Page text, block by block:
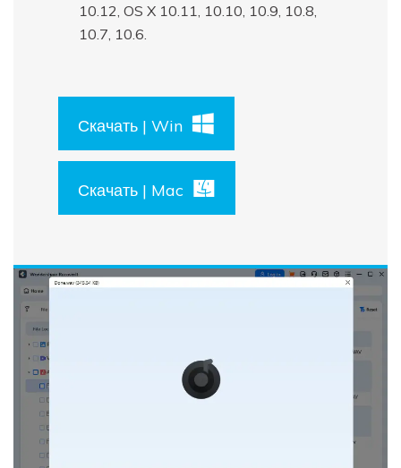
10.12, OS X 10.11, 10.10, 10.9, 10.8,
10.7, 10.6.
Скачать | Win
Скачать | Mac